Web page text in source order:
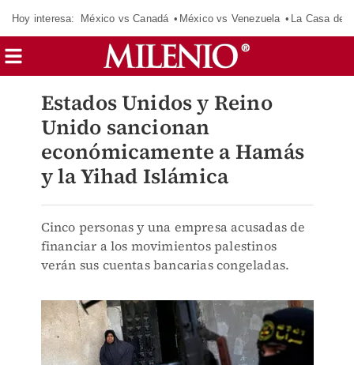
Hoy interesa: México vs Canadá México vs Venezuela La Casa de
Estados Unidos y Reino
Unido sancionan
económicamente a Hamás
y la Yihad Islámica
Cinco personas y una empresa acusadas de
financiar a los movimientos palestinos
verán sus cuentas bancarias congeladas.